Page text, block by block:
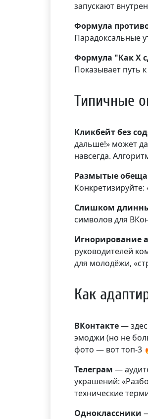
запускают
Формула
Парадоксальные
Формула "Как X
Показывает путь
Типичные
Кликбейт без
дальше!» может
навсегда.
Размытые
Слишком
символов для
Игнорирование
руководителей
для молодёжи,
Как
ВКонтакте—
эмоджи (но не
фото — вот топ-3
Телеграм —
украшений:
технические
Одноклассники